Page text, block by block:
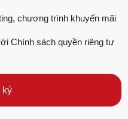
chương trình khuyến mãi
Chính sách quyền riêng tư